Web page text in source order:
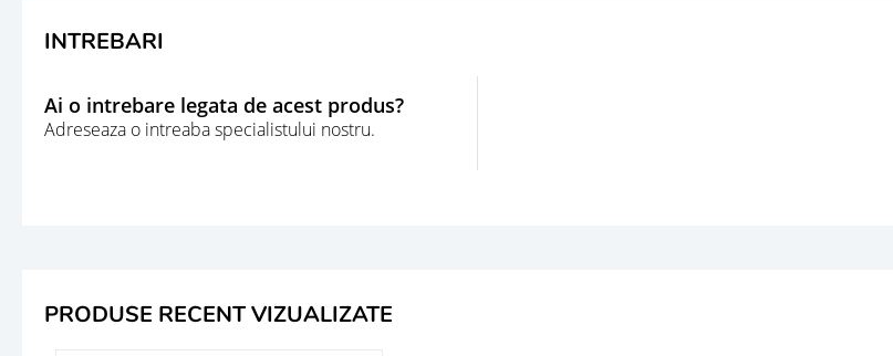
INTREBARI
Ai o intrebare legata de acest produs?
Adreseaza o intreaba specialistului nostru.
PRODUSE RECENT VIZUALIZATE